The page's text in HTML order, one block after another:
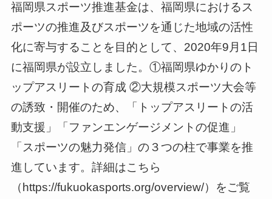
福岡県スポーツ推進基金は、福岡県におけるス
ポーツの推進及びスポーツを通じた地域の活性
化に寄与することを目的として、2020年9月1日
に福岡県が設立しました。①福岡県ゆかりのト
ップアスリートの育成 ②大規模スポーツ大会等
の誘致・開催のため、「トップアスリートの活
動支援」「ファンエンゲージメントの促進」
「スポーツの魅力発信」の３つの柱で事業を推
進しています。詳細はこちら
（https://fukuokasports.org/overview/）をご覧